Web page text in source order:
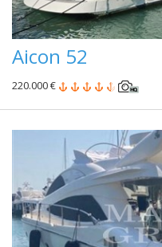
Aicon 52
220.000 €